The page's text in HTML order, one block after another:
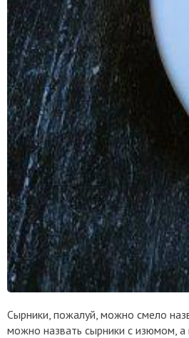
Сырники, пожалуй, можно смело
можно назвать сырники с изюмом, а